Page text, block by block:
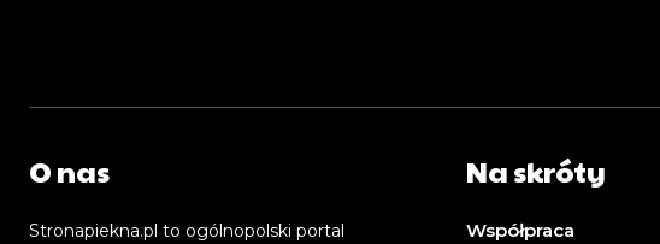
O nas
Stronapiekna.pl to ogólnopolski portal
Na skróty
Współpraca